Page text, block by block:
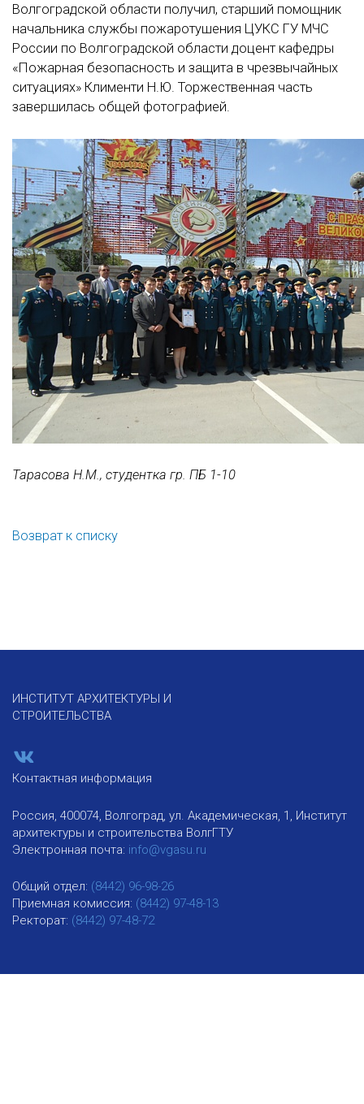
Волгоградской области получил, старший помощник
начальника службы пожаротушения ЦУКС ГУ МЧС
России по Волгоградской области доцент кафедры
«Пожарная безопасность и защита в чрезвычайных
ситуациях» Клименти Н.Ю. Торжественная часть
завершилась общей фотографией.
Тарасова Н.М., студентка гр. ПБ 1-10
Возврат к списку
ИНСТИТУТ АРХИТЕКТУРЫ И
СТРОИТЕЛЬСТВА
Контактная информация
Россия, 400074, Волгоград, ул. Академическая, 1, Институт
архитектуры и строительства ВолгГТУ
Электронная почта: info@vgasu.ru
Общий отдел: (8442) 96-98-26
Приемная комиссия: (8442) 97-48-13
Ректорат: (8442) 97-48-72